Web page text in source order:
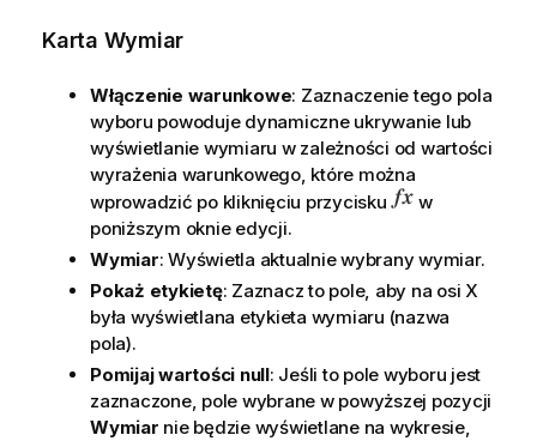
Karta Wymiar
Włączenie warunkowe: Zaznaczenie tego pola
wyboru powoduje dynamiczne ukrywanie lub
wyświetlanie wymiaru w zależności od wartości
wyrażenia warunkowego, które można
wprowadzić po kliknięciu przycisku
w
poniższym oknie edycji.
Wymiar: Wyświetla aktualnie wybrany wymiar.
Pokaż etykietę: Zaznacz to pole, aby na osi X
była wyświetlana etykieta wymiaru (nazwa
pola).
Pomijaj wartości null: Jeśli to pole wyboru jest
zaznaczone, pole wybrane w powyższej pozycji
Wymiar nie będzie wyświetlane na wykresie,